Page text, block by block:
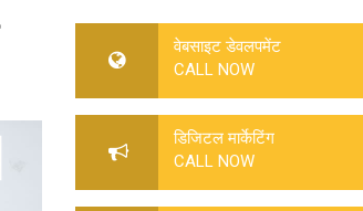
वेबसाइट डेवलपमेंट
CALL NOW
डिजिटल मार्केटिंग
CALL NOW